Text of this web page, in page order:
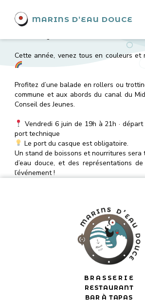
MARINS D’EAU DOUCE
Événement du 5
2026
Cette année, venez tous en couleurs et
Profitez d’une balade en rollers ou
commune et aux abords du canal du
Conseil des Jeunes.
Vendredi 6 juin de 19h à 21h ·
port technique
Le port du casque est obligatoire.
Un stand de boissons et nourritures sera
d’eau douce, et des représentations
l’événement !
BRASSERIE
RESTAURANT
BAR À TAPAS